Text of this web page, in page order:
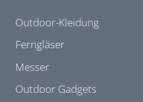
Outdoor-Kleidung
Ferngläser
Messer
Outdoor Gadgets